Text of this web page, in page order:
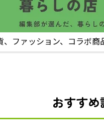
、ファッション、コラボ
おすす